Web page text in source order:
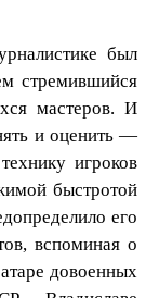
был
стремившийся
мастеров. И
и оценить —
игроков
быстротой
его
вспоминая о
довоенных